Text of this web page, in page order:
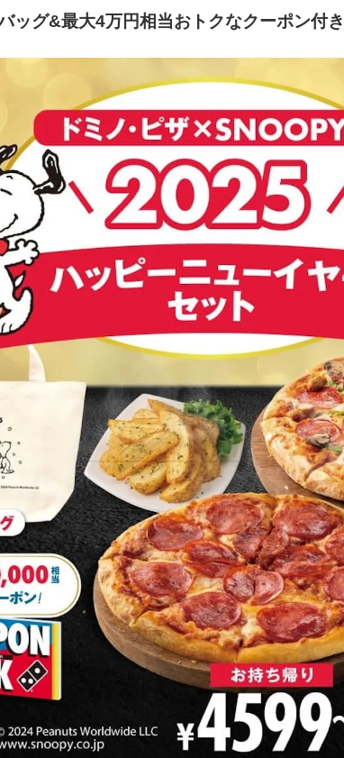
ッグ&最大4万円相当おトクなクーポン付き